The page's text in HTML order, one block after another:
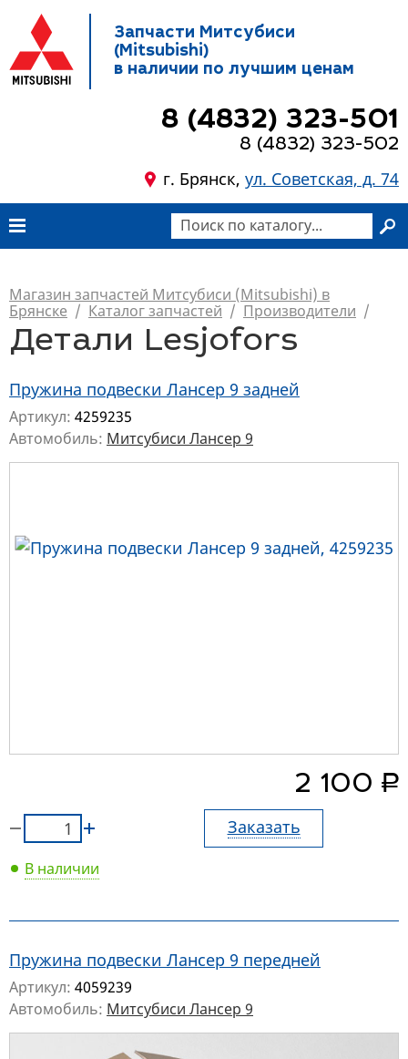
Запчасти Митсубиси
(Mitsubishi)
в наличии по лучшим ценам
8 (4832) 323-501
8 (4832) 323-502
г. Брянск, ул. Советская, д. 74
Магазин запчастей Митсубиси (Mitsubishi) в
Брянске / Каталог запчастей / Производители /
Детали Lesjofors
Пружина подвески Лансер 9 задней
Артикул: 4259235
Автомобиль: Митсубиси Лансер 9
2 100 руб.
Заказать
В наличии
Пружина подвески Лансер 9 передней
Артикул: 4059239
Автомобиль: Митсубиси Лансер 9